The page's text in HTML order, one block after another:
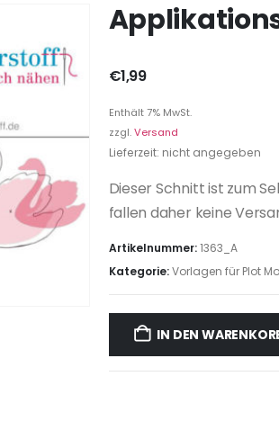
€1,99
Enthält 7% MwSt.
zzgl.Versand
Lieferzeit: nicht angegeben
Dieser Schnitt ist zum
fallen daher keine
Artikelnummer:1363_A
Kategorie:Vorlagen für Plot
IN DEN